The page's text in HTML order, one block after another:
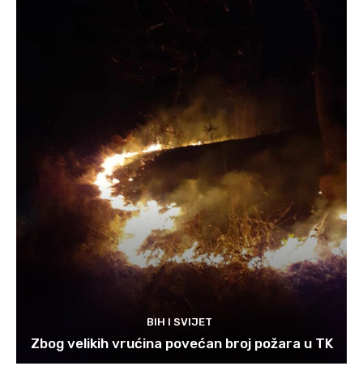
BIH I SVIJET
Zbog velikih vrućina povećan broj požara u TK